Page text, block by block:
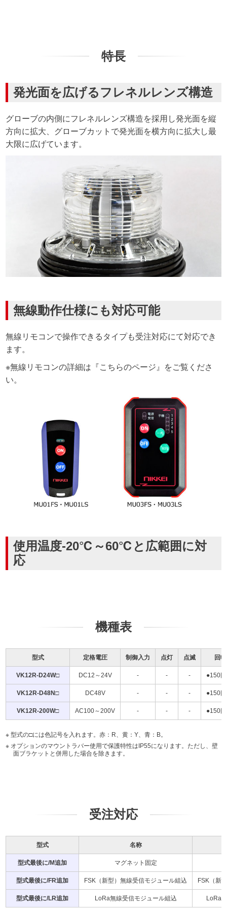
特長
発光面を広げるフレネルレンズ構造
グローブの内側にフレネルレンズ構造を採用し発光面を縦
方向に拡大、グローブカットで発光面を横方向に拡大し最
大限に広げています。
無線動作仕様にも対応可能
無線リモコンで操作できるタイプも受注対応にて対応でき
ます。
※無線リモコンの詳細は 『こちらのページ』
をご覧くださ
い。
使用温度-20℃～60℃と広範囲に対
応
機種表
型式 定格電圧 制御入力 点灯 点滅 回転
VK12R-D24W□ DC12～24V - - - ●150
VK12R-D48N□ DC48V - - - ●150
VK12R-200W□ AC100～200V - - - ●150
型式の□には色記号を入れます。赤：R、黄：Y、青：B。
オプションのマウントラバー使用で保護特性はIP55になります。ただし、壁
面ブラケットと併用した場合を除きます。
受注対応
型式 名称
型式最後に/M追加 マグネット固定
型式最後に/FR追加 FSK（新型）無線受信モジュール組込 FSK（新
型式最後に/LR追加 LoRa無線受信モジュール組込 LoRa